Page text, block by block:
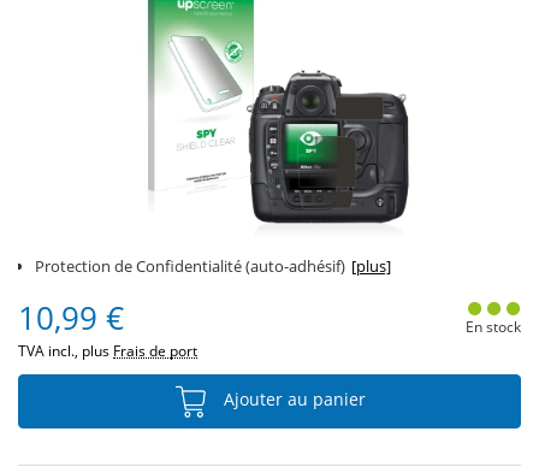
Protection de Confidentialité (auto-adhésif) [plus]
10,99 €
TVA incl., plus Frais de port
En stock
Ajouter au panier